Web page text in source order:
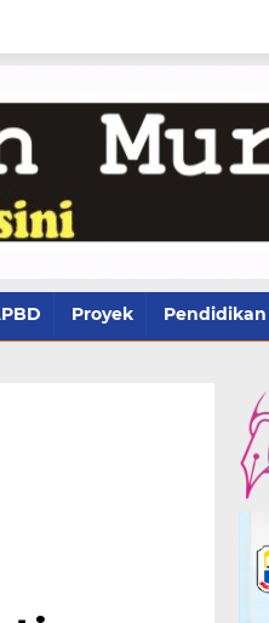
Proyek Pendidikan